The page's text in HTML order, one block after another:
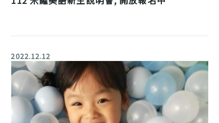
112 米羅美語新生說明會, 開放報名中
2022.12.12